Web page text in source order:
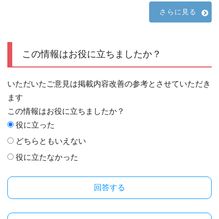
さらに見る
この情報はお役に立ちましたか？
いただいたご意見は掲載内容改善の参考とさせていただき
ます
この情報はお役に立ちましたか？
役に立った
どちらともいえない
役に立たなかった